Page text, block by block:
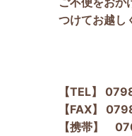
つけてお越し
【TEL】
【FAX】
【携帯】